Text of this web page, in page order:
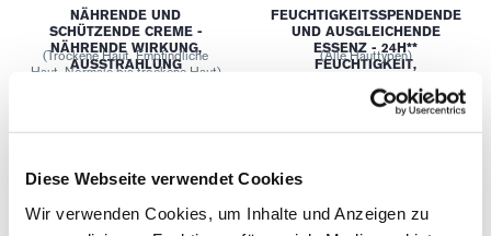
Diese Webseite verwendet Cookies
Wir verwenden Cookies, um Inhalte und Anzeigen zu
NÄHRENDE UND
SCHÜTZENDE CREME -
NÄHRENDE WIRKUNG,
AUSSTRAHLUNG
(Trockene Haut, Empfindliche
Haut, Normale bis trockene Haut)
(0)
FEUCHTIGKEITSSPENDENDE
UND AUSGLEICHENDE
ESSENZ - 24H**
FEUCHTIGKEIT,
(Alle Hauttypen)
23,75€
(0)